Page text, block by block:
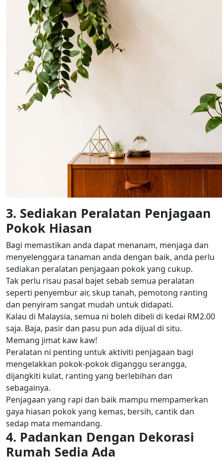
3. Sediakan Peralatan Penjagaan
Pokok Hiasan
Bagi memastikan anda dapat menanam, menjaga dan
menyelenggara tanaman anda dengan baik, anda perlu
sediakan peralatan penjagaan pokok yang cukup.
Tak perlu risau pasal bajet sebab semua peralatan
seperti penyembur air, skup tanah, pemotong ranting
dan penyiram sangat mudah untuk didapati.
Kalau di Malaysia, semua ni boleh dibeli di kedai RM2.00
saja. Baja, pasir dan pasu pun ada dijual di situ.
Memang jimat kaw kaw!
Peralatan ni penting untuk aktiviti penjagaan bagi
mengelakkan pokok-pokok diganggu serangga,
dijangkiti kulat, ranting yang berlebihan dan
sebagainya.
Penjagaan yang rapi dan baik mampu mempamerkan
gaya hiasan pokok yang kemas, bersih, cantik dan
sedap mata memandang.
4. Padankan Dengan Dekorasi
Rumah Sedia Ada